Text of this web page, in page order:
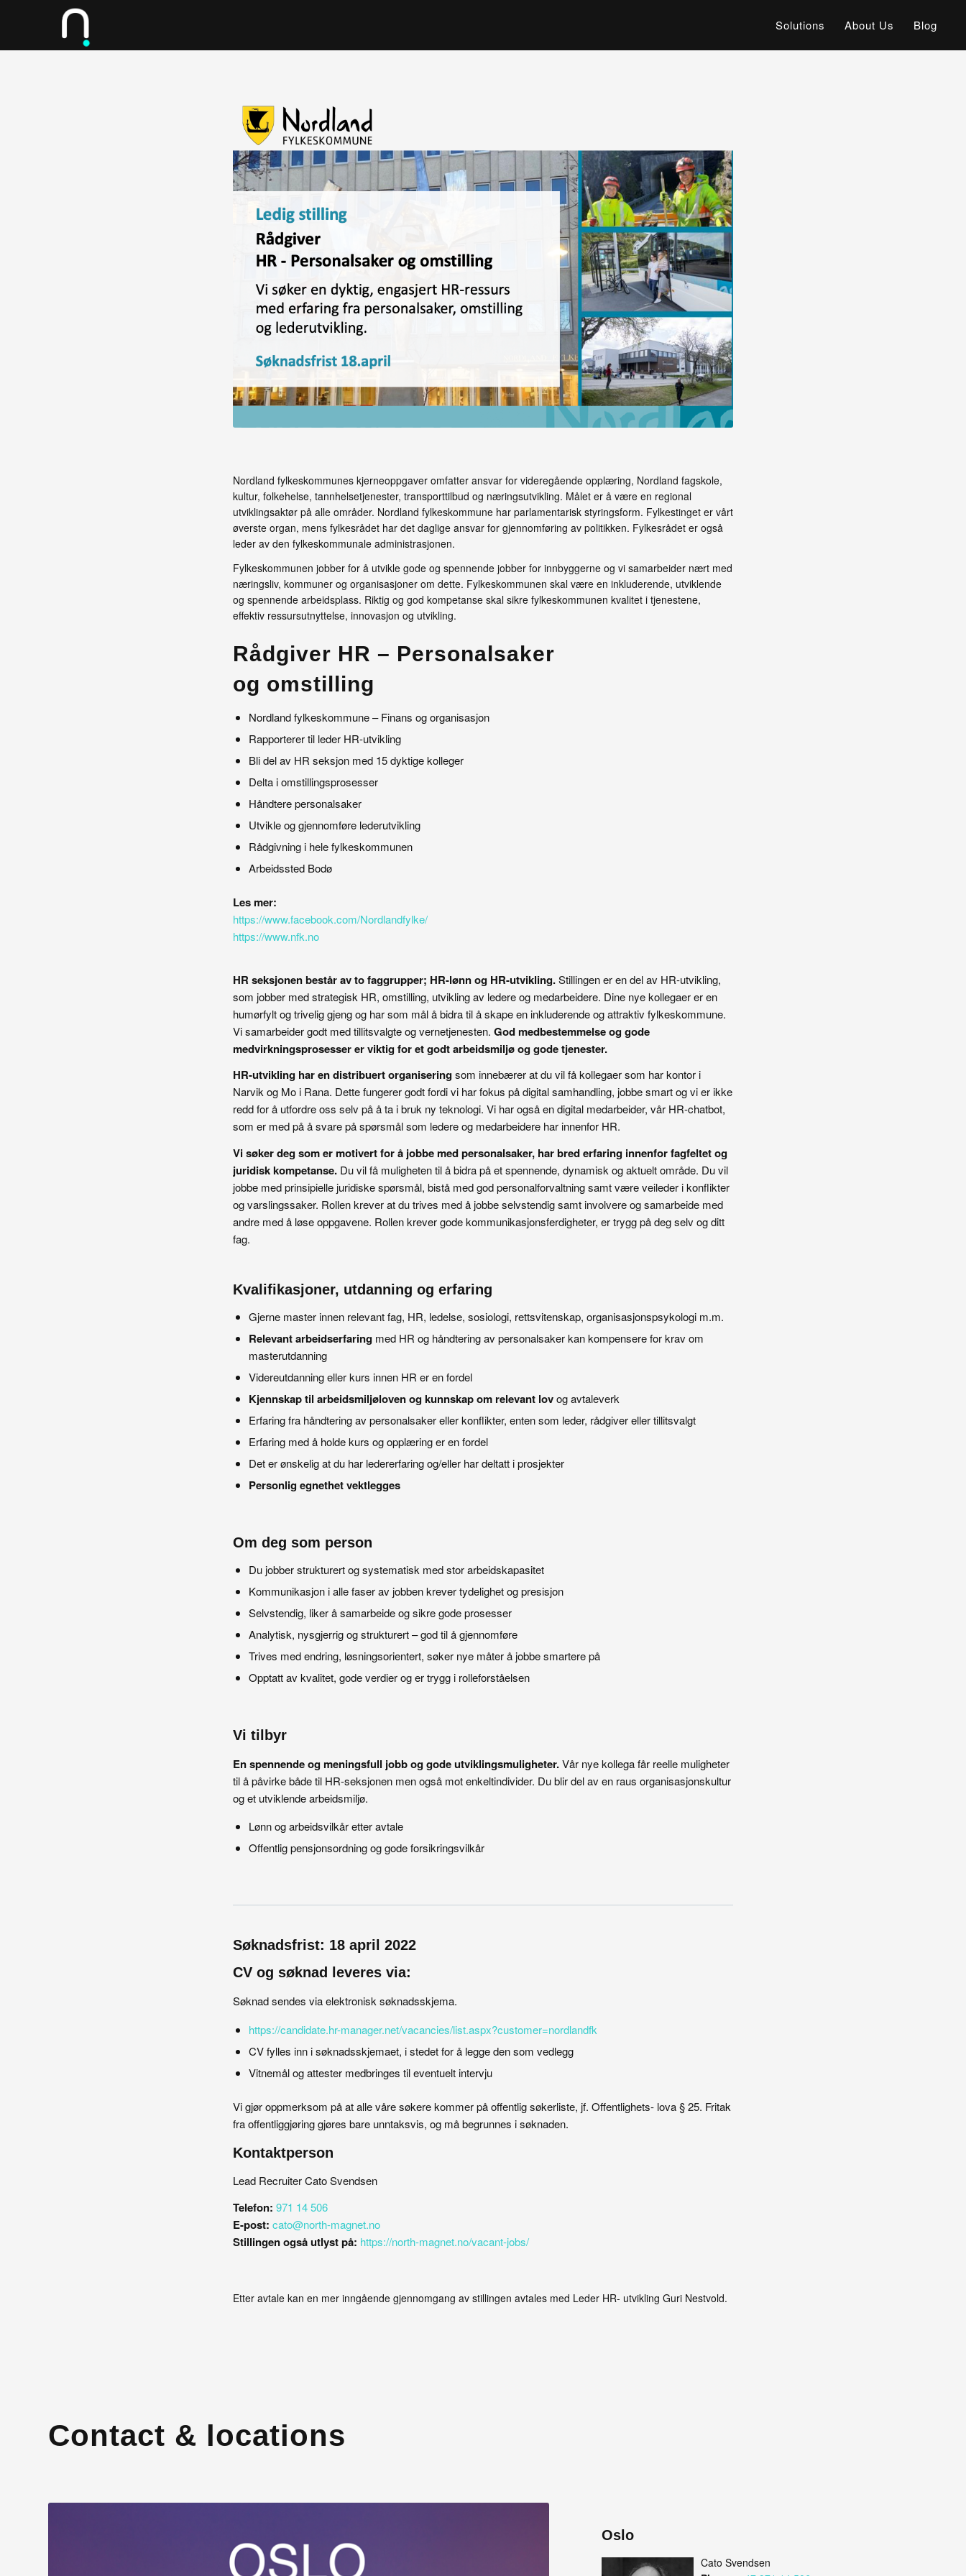
Solutions About Us Blog
Nordland fylkeskommunes kjerneoppgaver omfatter ansvar for videregående opplæring, Nordland fagskole,
kultur, folkehelse, tannhelsetjenester, transporttilbud og næringsutvikling. Målet er å være en regional
utviklingsaktør på alle områder. Nordland fylkeskommune har parlamentarisk styringsform. Fylkestinget er vårt
øverste organ, mens fylkesrådet har det daglige ansvar for gjennomføring av politikken. Fylkesrådet er også
leder av den fylkeskommunale administrasjonen.
Fylkeskommunen jobber for å utvikle gode og spennende jobber for innbyggerne og vi samarbeider nært med
næringsliv, kommuner og organisasjoner om dette. Fylkeskommunen skal være en inkluderende, utviklende
og spennende arbeidsplass. Riktig og god kompetanse skal sikre fylkeskommunen kvalitet i tjenestene,
effektiv ressursutnyttelse, innovasjon og utvikling.
Rådgiver HR – Personalsaker
og omstilling
Nordland fylkeskommune – Finans og organisasjon
Rapporterer til leder HR-utvikling
Bli del av HR seksjon med 15 dyktige kolleger
Delta i omstillingsprosesser
Håndtere personalsaker
Utvikle og gjennomføre lederutvikling
Rådgivning i hele fylkeskommunen
Arbeidssted Bodø
Les mer:
https://www.facebook.com/Nordlandfylke/
https://www.nfk.no
HR seksjonen består av to faggrupper; HR-lønn og HR-utvikling.Stillingen er en del av HR-utvikling,
som jobber med strategisk HR, omstilling, utvikling av ledere og medarbeidere. Dine nye kollegaer er en
humørfylt og trivelig gjeng og har som mål å bidra til å skape en inkluderende og attraktiv fylkeskommune.
Vi samarbeider godt med tillitsvalgte og vernetjenesten. God medbestemmelse og gode
medvirkningsprosesser er viktig for et godt arbeidsmiljø og gode tjenester.
HR-utvikling har en distribuert organiseringsom innebærer at du vil få kollegaer som har kontor i
Narvik og Mo i Rana. Dette fungerer godt fordi vi har fokus på digital samhandling, jobbe smart og vi er ikke
redd for å utfordre oss selv på å ta i bruk ny teknologi. Vi har også en digital medarbeider, vår HR-chatbot,
som er med på å svare på spørsmål som ledere og medarbeidere har innenfor HR.
Vi søker deg som er motivert for å jobbe med personalsaker, har bred erfaring innenfor fagfeltet og
juridisk kompetanse.Du vil få muligheten til å bidra på et spennende, dynamisk og aktuelt område. Du vil
jobbe med prinsipielle juridiske spørsmål, bistå med god personalforvaltning samt være veileder i konflikter
og varslingssaker. Rollen krever at du trives med å jobbe selvstendig samt involvere og samarbeide med
andre med å løse oppgavene. Rollen krever gode kommunikasjonsferdigheter, er trygg på deg selv og ditt
fag.
Kvalifikasjoner, utdanning og erfaring
Gjerne master innen relevant fag, HR, ledelse, sosiologi, rettsvitenskap, organisasjonspsykologi m.m.
Relevant arbeidserfaringmed HR og håndtering av personalsaker kan kompensere for krav om
masterutdanning
Videreutdanning eller kurs innen HR er en fordel
Kjennskap til arbeidsmiljøloven og kunnskap om relevant lovog avtaleverk
Erfaring fra håndtering av personalsaker eller konflikter, enten som leder, rådgiver eller tillitsvalgt
Erfaring med å holde kurs og opplæring er en fordel
Det er ønskelig at du har ledererfaring og/eller har deltatt i prosjekter
Personlig egnethet vektlegges
Om deg som person
Du jobber strukturert og systematisk med stor arbeidskapasitet
Kommunikasjon i alle faser av jobben krever tydelighet og presisjon
Selvstendig, liker å samarbeide og sikre gode prosesser
Analytisk, nysgjerrig og strukturert – god til å gjennomføre
Trives med endring, løsningsorientert, søker nye måter å jobbe smartere på
Opptatt av kvalitet, gode verdier og er trygg i rolleforståelsen
Vi tilbyr
En spennende og meningsfull jobb og gode utviklingsmuligheter.Vår nye kollega får reelle muligheter
til å påvirke både til HR-seksjonen men også mot enkeltindivider. Du blir del av en raus organisasjonskultur
og et utviklende arbeidsmiljø.
Lønn og arbeidsvilkår etter avtale
Offentlig pensjonsordning og gode forsikringsvilkår
Søknadsfrist: 18 april 2022
CV og søknad leveres via:
Søknad sendes via elektronisk søknadsskjema.
https://candidate.hr-manager.net/vacancies/list.aspx?customer=nordlandfk
CV fylles inn i søknadsskjemaet, i stedet for å legge den som vedlegg
Vitnemål og attester medbringes til eventuelt intervju
Vi gjør oppmerksom på at alle våre søkere kommer på offentlig søkerliste, jf. Offentlighets- lova § 25. Fritak
fra offentliggjøring gjøres bare unntaksvis, og må begrunnes i søknaden.
Kontaktperson
Lead Recruiter Cato Svendsen
Telefon: 971 14 506
E-post: cato@north-magnet.no
Stillingen også utlyst på: https://north-magnet.no/vacant-jobs/
Etter avtale kan en mer inngående gjennomgang av stillingen avtales med Leder HR- utvikling Guri Nestvold.
Contact & locations
Oslo
Cato Svendsen